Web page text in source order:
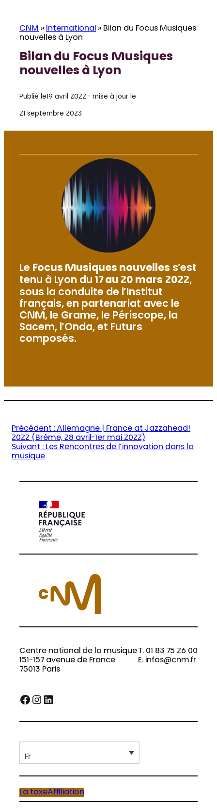
CNM » International » Bilan du Focus Musiques
nouvelles à Lyon
Bilan du Focus Musiques
nouvelles à Lyon
Publié le19 avril 2022– mise à jour le
21 septembre 2023
Le Focus Musiques nouvelles s’est
tenu à Lyon du 17 au 20 mars 2022,
sous la conduite de l’Institut
français, en partenariat avec le
CNM, le Grame, le Périscope, la
Sacem, l’Onda, et Futurs
composés.
Précédent :Allemagne | France at Jazzahead!
2022 (Brême, 28 avril-1er mai 2022)
Suivant : Les Rencontres de l’innovation dans la
musique
Centre national de la musique
151-157 avenue de France
75013 Paris
T. 01 83 75 26 00
E. infos@cnm.fr
Facebook Instagram LinkedIn
Fr
La taxeAffiliation